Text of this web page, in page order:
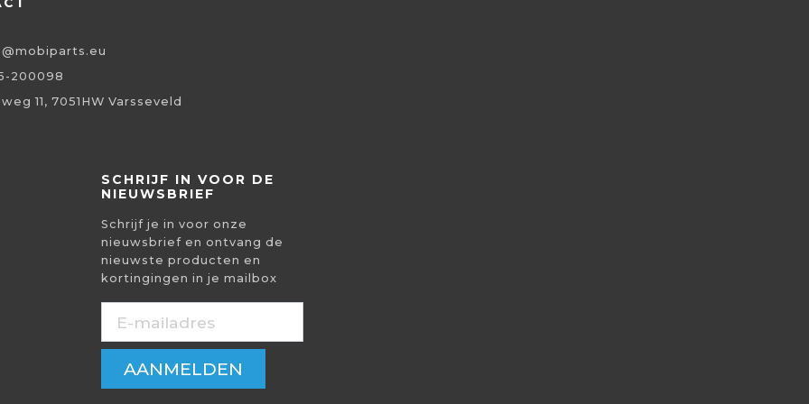
200098
11, 7051HW Varsseveld
SCHRIJF IN VOOR DE
NIEUWSBRIEF
Schrijf je in voor onze
nieuwsbrief en ontvang de
nieuwste producten en
kortingingen in je mailbox
AANMELDEN